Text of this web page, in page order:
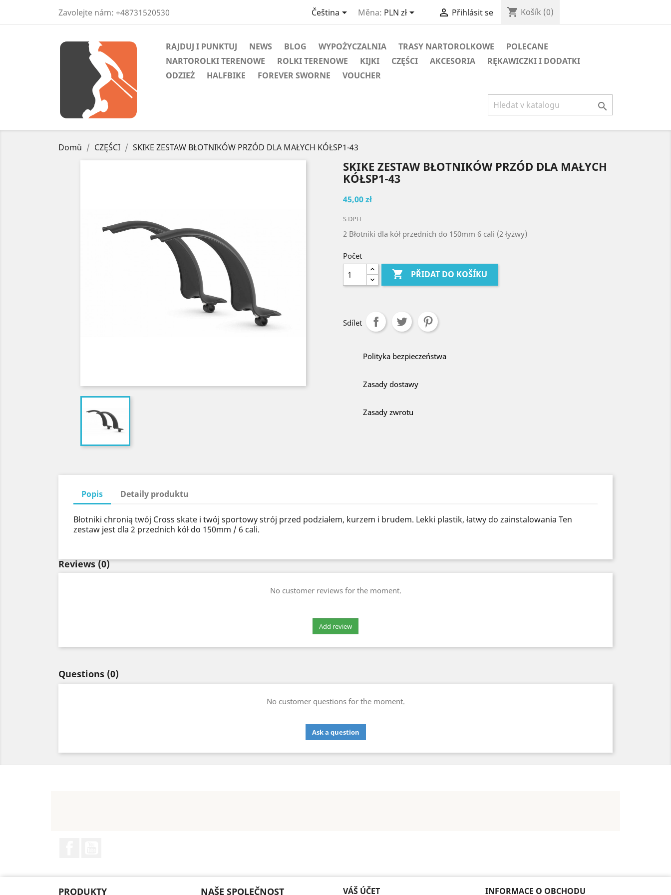
Zavolejte nám: +48731520530 Čeština Měna: PLN zł  Přihlásit se shopping_cart Košík (0)
RAJDUJ I PUNKTUJ NEWS BLOG WYPOŻYCZALNIA TRASY NARTOROLKOWE
POLECANE
NARTOROLKI TERENOWE
ROLKI TERENOWE KIJKI CZĘŚCI AKCESORIA
RĘKAWICZKI I DODATKI
ODZIEŻ
HALFBIKE FOREVER SWORNE VOUCHER

Domů CZĘŚCI SKIKE ZESTAW BŁOTNIKÓW PRZÓD DLA MAŁYCH KÓŁSP1-43
SKIKE ZESTAW BŁOTNIKÓW PRZÓD DLA MAŁYCH
KÓŁSP1-43
45,00 zł
S DPH
2 Błotniki dla kół przednich do 150mm 6 cali (2 łyżwy)
Počet
 PŘIDAT DO KOŠÍKU
Sdílet
Polityka bezpieczeństwa
Zasady dostawy
Zasady zwrotu
Popis Detaily produktu
Błotniki chronią twój Cross skate i twój sportowy strój przed podziałem, kurzem i brudem. Lekki plastik, łatwy do zainstalowania Ten
zestaw jest dla 2 przednich kół do 150mm / 6 cali.
Reviews(0)
No customer reviews for the moment.
Questions (0)
No customer questions for the moment.
Ask a question
PRODUKTY NAŠE SPOLEČNOST VÁŠ ÚČET INFORMACE O OBCHODU